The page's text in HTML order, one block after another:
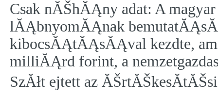
Csak nĂŠhĂĄny adat: A
lĂĄbnyomĂĄnak
kibocsĂĄtĂĄsĂĄval kezdte,
milliĂĄrd forint, a
SzĂłt ejtett az